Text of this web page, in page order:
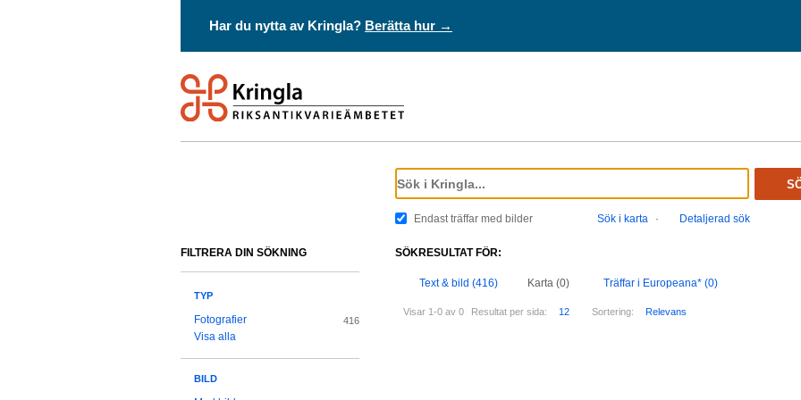
Har du nytta av Kringla? Berätta hur →
Endast träffar med bilder Sök i karta · Detaljerad sök
SÖKRESULTAT FÖR:
Text & bild (416) Karta (0) Träffar i Europeana* (0)
Visar 1-0 av 0 Resultat per sida: 12 Sortering: Relevans
FILTRERA DIN SÖKNING
TYP
Fotografier 416
Visa alla
BILD